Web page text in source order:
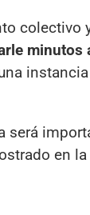
colectivo
en